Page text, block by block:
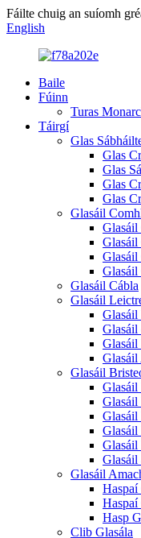
Fáilte chuig an suíomh
English
Baile
Fúinn
Turas
Táirgí
Glas
Glas
Glas
Glas
Glas
Glasáil
Glasáil
Glasáil
Glasáil
Glasáil Cábla
Glasáil
Glasáil
Glasáil
Glasáil
Glasáil
Glasáil
Glasáil
Glasáil
Glasáil
Glasáil
Glasáil
Haspaí
Hasp
Clib Glasála